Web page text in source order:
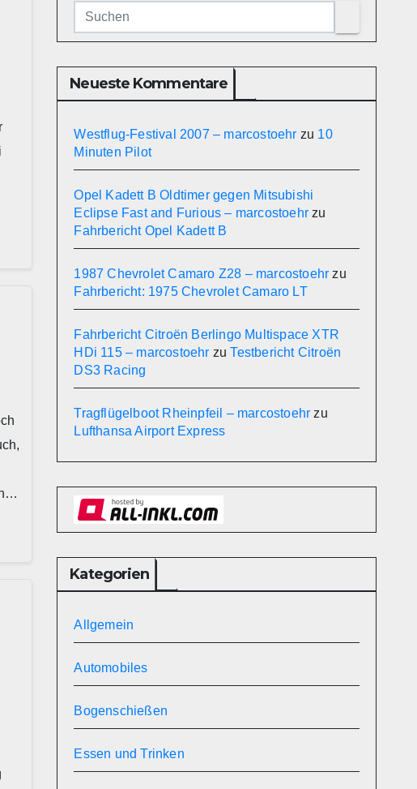
Neueste Kommentare
Westflug-Festival 2007 – marcostoehr zu 10
Minuten Pilot
Opel Kadett B Oldtimer gegen Mitsubishi
Eclipse Fast and Furious – marcostoehrzu
Fahrbericht Opel Kadett B
1987 Chevrolet Camaro Z28 – marcostoehr zu
Fahrbericht: 1975 Chevrolet Camaro LT
Fahrbericht Citroën Berlingo Multispace XTR
HDi 115 – marcostoehr zuTestbericht Citroën
DS3 Racing
Tragflügelboot Rheinpfeil – marcostoehr zu
Lufthansa Airport Express
Kategorien
Allgemein
Automobiles
Bogenschießen
Essen und Trinken